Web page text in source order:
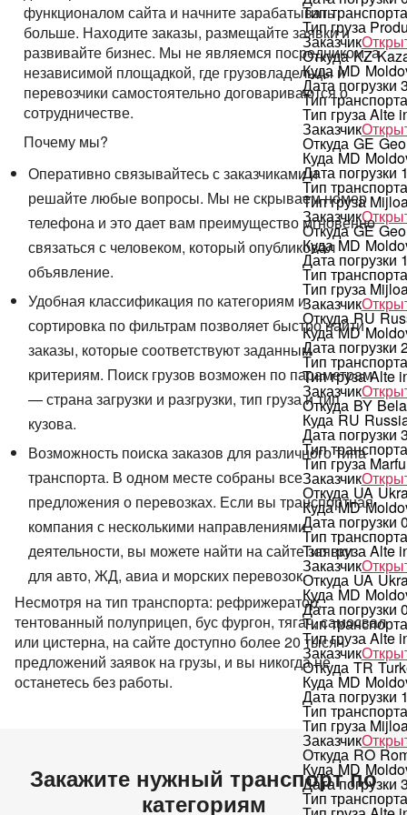
Тип транспорта
Тип груза
Заказчик
Откуда KZ
Куда MD
Дата погрузки
Тип транспорта
Тип грузаAlte
Заказчик
Откуда GE
Куда MD
Дата погрузки
Тип транспорта
Тип груза
Заказчик
Откуда GE
Куда MD
Дата погрузки
Тип транспорта
Тип груза
Заказчик
Откуда RU
Куда MD
Дата погрузки
Тип транспорта
Тип грузаAlte
Заказчик
Откуда BY
Куда RU
Дата погрузки
Тип транспорта
Тип груза
Заказчик
Откуда UA
Куда MD
Дата погрузки
Тип транспорта
Тип грузаAlte
Заказчик
Откуда UA
Куда MD
Дата погрузки
Тип транспорта
Тип грузаAlte
Заказчик
Откуда TR
Куда MD
Дата погрузки
Тип транспорта
Тип груза
Заказчик
Откуда RO
Куда MD
Дата погрузки
Тип транспорта
функционалом сайта и начните зарабатывать
больше. Находите заказы, размещайте заявки и
развивайте бизнес. Мы не являемся посредником, а
независимой площадкой, где грузовладельцы и
перевозчики самостоятельно договариваются о
сотрудничестве.
Почему мы?
Оперативно связывайтесь с заказчиками и
решайте любые вопросы. Мы не скрываем номер
телефона и это дает вам преимущество мгновенно
связаться с человеком, который опубликовал
объявление.
Удобная классификация по категориям и
сортировка по фильтрам позволяет быстро найти
заказы, которые соответствуют заданным
критериям. Поиск грузов возможен по параметрам
— страна загрузки и разгрузки, тип груза и тип
кузова.
Возможность поиска заказов для различного типа
транспорта. В одном месте собраны все
предложения о перевозках. Если вы транспортная
компания с несколькими направлениями
деятельности, вы можете найти на сайте заявки
для авто, ЖД, авиа и морских перевозок.
Несмотря на тип транспорта: рефрижератор,
тентованный полуприцеп, бус фургон, тягач, самосвал
или цистерна, на сайте доступно более 20 тысяч
предложений заявок на грузы, и вы никогда не
останетесь без работы.
Закажите нужный транспорт по
категориям